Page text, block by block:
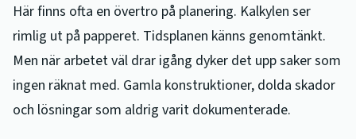
Här finns ofta en övertro på planering. Kalkylen ser
rimlig ut på papperet. Tidsplanen känns genomtänkt.
Men när arbetet väl drar igång dyker det upp saker som
ingen räknat med. Gamla konstruktioner, dolda skador
och lösningar som aldrig varit dokumenterade.